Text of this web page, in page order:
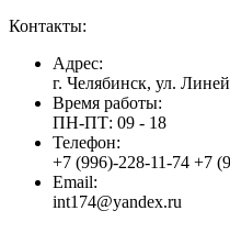
Контакты:
Адрес:
г. Челябинск, ул.
Время работы:
ПН-ПТ: 09 - 18
Телефон:
+7 (996)-228-11-74 +7
Email:
int174@yandex.ru